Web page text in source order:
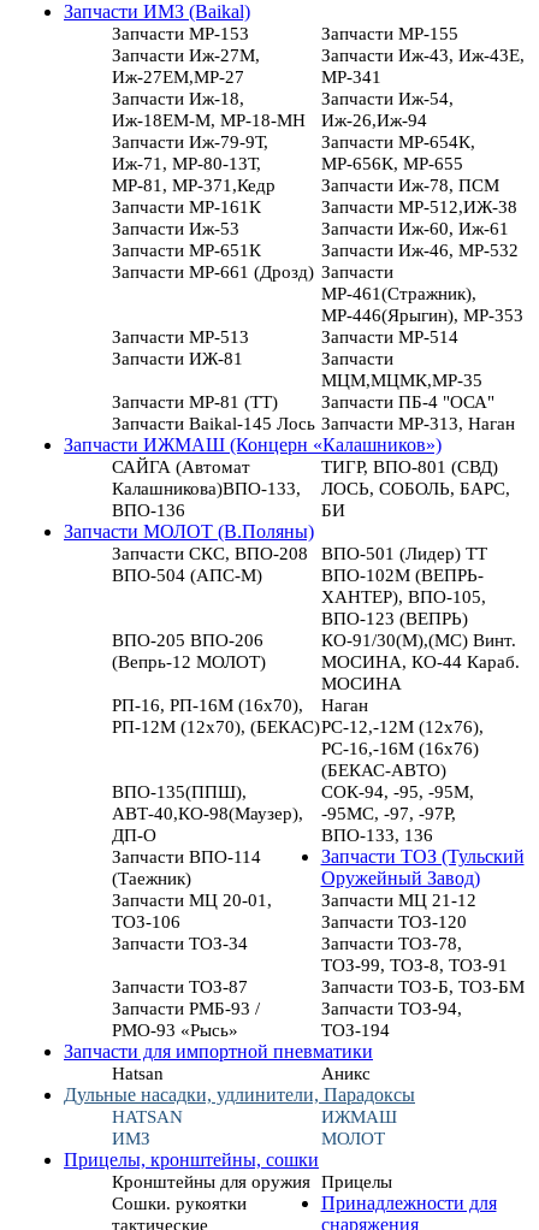
Запчасти ИМЗ (Baikal)
Запчасти МР-153
Запчасти МР-155
Запчасти Иж-27М,
Иж-27ЕМ,МР-27
Запчасти Иж-43, Иж-43Е,
МР-341
Запчасти Иж-18,
Иж-18ЕМ-М, МР-18-МН
Запчасти Иж-54,
Иж-26,Иж-94
Запчасти Иж-79-9Т,
Иж-71, МР-80-13Т,
МР-81, МР-371,Кедр
Запчасти МР-654К,
МР-656К, МР-655
Запчасти Иж-78, ПСМ
Запчасти МР-161К
Запчасти МР-512,ИЖ-38
Запчасти Иж-53
Запчасти Иж-60, Иж-61
Запчасти МР-651К
Запчасти Иж-46, МР-532
Запчасти МР-661 (Дрозд) Запчасти
МР-461(Стражник),
МР-446(Ярыгин), МР-353
Запчасти МР-513
Запчасти МР-514
Запчасти ИЖ-81
Запчасти
МЦМ,МЦМК,МР-35
Запчасти МР-81 (ТТ)
Запчасти ПБ-4 "ОСА"
Запчасти Baikal-145 Лось Запчасти МР-313, Наган
Запчасти ИЖМАШ (Концерн «Калашников»)
САЙГА (Автомат
Калашникова)ВПО-133,
ВПО-136
ТИГР, ВПО-801 (СВД)
ЛОСЬ, СОБОЛЬ, БАРС,
БИ
Запчасти МОЛОТ (В.Поляны)
Запчасти СКС, ВПО-208
ВПО-501 (Лидер) ТТ
ВПО-504 (АПС-М)
ВПО-102М (ВЕПРЬ-
ХАНТЕР), ВПО-105,
ВПО-123 (ВЕПРЬ)
ВПО-205 ВПО-206
(Вепрь-12 МОЛОТ)
КО-91/30(М),(МС) Винт.
МОСИНА, КО-44 Караб.
МОСИНА
РП-16, РП-16М (16х70),
РП-12М (12х70), (БЕКАС)
Наган
РС-12,-12М (12х76),
РС-16,-16М (16х76)
(БЕКАС-АВТО)
ВПО-135(ППШ),
АВТ-40,КО-98(Маузер),
ДП-О
СОК-94, -95, -95М,
-95МС, -97, -97Р,
ВПО-133, 136
Запчасти ВПО-114
(Таежник)
Запчасти ТОЗ (Тульский
Оружейный Завод)
Запчасти МЦ 20-01,
ТОЗ-106
Запчасти МЦ 21-12
Запчасти ТОЗ-120
Запчасти ТОЗ-34
Запчасти ТОЗ-78,
ТОЗ-99, ТОЗ-8, ТОЗ-91
Запчасти ТОЗ-87
Запчасти ТОЗ-Б, ТОЗ-БМ
Запчасти РМБ-93 /
РМО-93 «Рысь»
Запчасти ТОЗ-94,
ТОЗ-194
Запчасти для импортной пневматики
Hatsan
Аникс
Дульные насадки, удлинители, Парадоксы
HATSAN
ИЖМАШ
ИМЗ
МОЛОТ
Прицелы, кронштейны, сошки
Кронштейны для оружия Прицелы
Сошки. рукоятки
тактические
Принадлежности для
снаряжения